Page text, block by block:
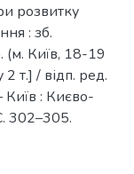
розвитку
: зб.
(м. Київ, 18-19
т.] / відп. ред.
Київ : Києво-
302–305.